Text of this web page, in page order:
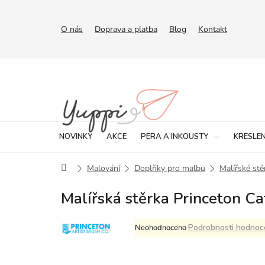
O nás Doprava a platba Blog Kontakt
NOVINKY AKCE PERA A INKOUSTY
DomůMalování Doplňky pro malbu Malířské
Malířská stěrka Princeton
Průměrné
hodnocení
NeohodnocenoPodrobnosti